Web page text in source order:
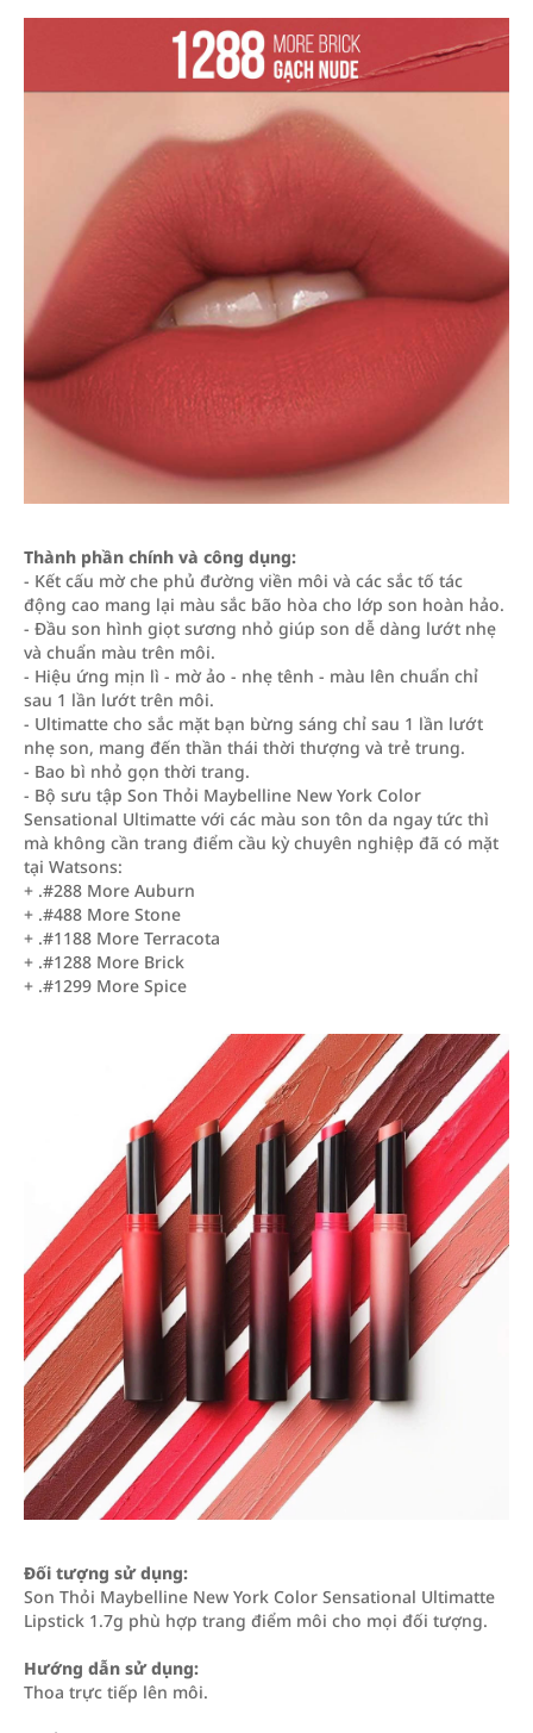
Thành phần chính và công dụng:
- Kết cấu mờ che phủ đường viền môi và các sắc tố tác
động cao mang lại màu sắc bão hòa cho lớp son hoàn hảo.
- Đầu son hình giọt sương nhỏ giúp son dễ dàng lướt nhẹ
và chuẩn màu trên môi.
- Hiệu ứng mịn lì - mờ ảo - nhẹ tênh - màu lên chuẩn chỉ
sau 1 lần lướt trên môi.
- Ultimatte cho sắc mặt bạn bừng sáng chỉ sau 1 lần lướt
nhẹ son, mang đến thần thái thời thượng và trẻ trung.
- Bao bì nhỏ gọn thời trang.
- Bộ sưu tập Son Thỏi Maybelline New York Color
Sensational Ultimatte với các màu son tôn da ngay tức thì
mà không cần trang điểm cầu kỳ chuyên nghiệp đã có mặt
tại Watsons:
+ .#288 More Auburn
+ .#488 More Stone
+ .#1188 More Terracota
+ .#1288 More Brick
+ .#1299 More Spice
Đối tượng sử dụng:
Son Thỏi Maybelline New York Color Sensational Ultimatte
Lipstick 1.7g phù hợp trang điểm môi cho mọi đối tượng.
Hướng dẫn sử dụng:
Thoa trực tiếp lên môi.